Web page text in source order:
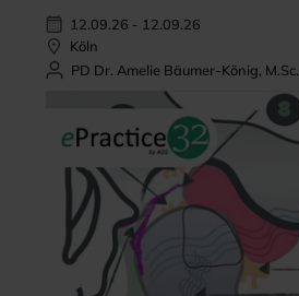
12.09.26 - 12.09.26
Köln
PD Dr. Amelie Bäumer-König, M.Sc.